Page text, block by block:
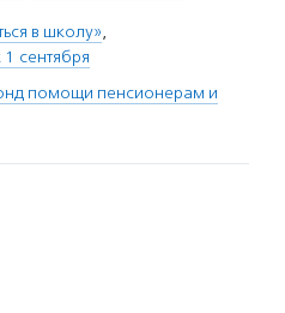
в школу»,
сентября
помощи пенсионерам и